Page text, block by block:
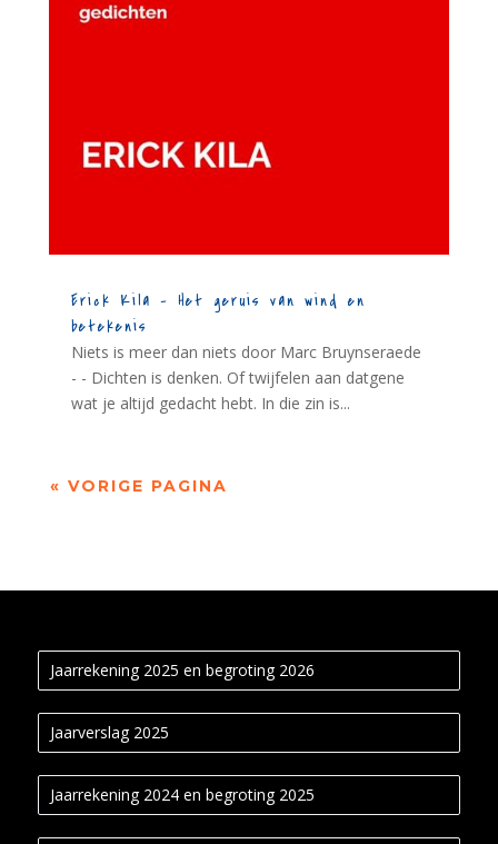
Erick Kila – Het geruis van wind en
betekenis
Niets is meer dan niets door Marc Bruynseraede
- - Dichten is denken. Of twijfelen aan datgene
wat je altijd gedacht hebt. In die zin is...
« VORIGE PAGINA
Jaarrekening 2025 en begroting 2026
Jaarverslag 2025
Jaarrekening 2024 en begroting 2025